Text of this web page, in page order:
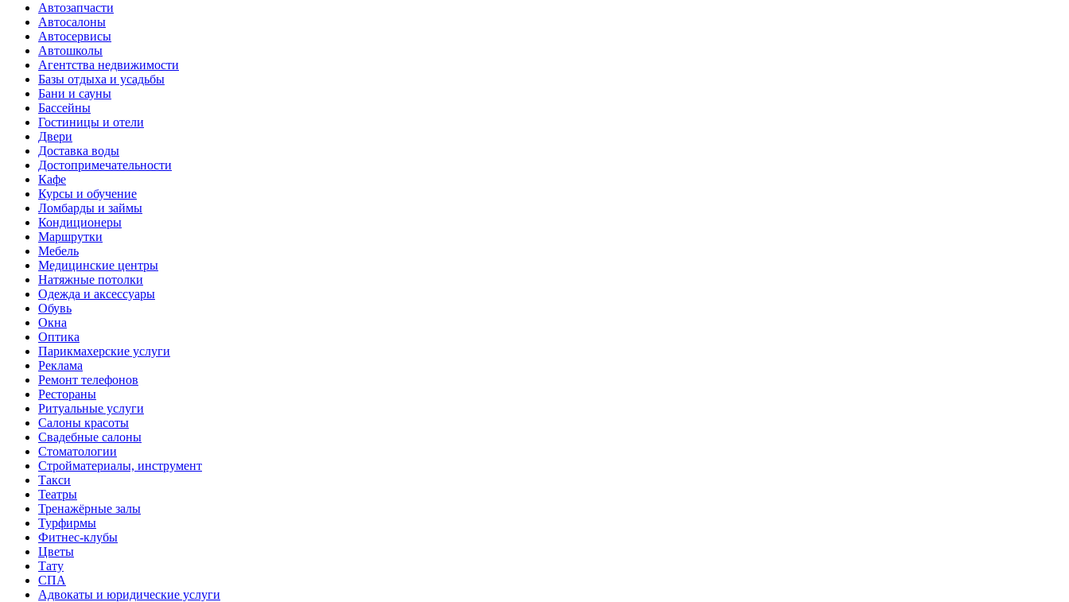
Автозапчасти
Автосалоны
Автосервисы
Автошколы
Агентства недвижимости
Базы отдыха и усадьбы
Бани и сауны
Бассейны
Гостиницы и отели
Двери
Доставка воды
Достопримечательности
Кафе
Курсы и обучение
Ломбарды и займы
Кондиционеры
Маршрутки
Мебель
Медицинские центры
Натяжные потолки
Одежда и аксессуары
Обувь
Окна
Оптика
Парикмахерские услуги
Реклама
Ремонт телефонов
Рестораны
Ритуальные услуги
Салоны красоты
Свадебные салоны
Стоматологии
Стройматериалы, инструмент
Такси
Театры
Тренажёрные залы
Турфирмы
Фитнес-клубы
Цветы
Тату
СПА
Адвокаты и юридические услуги